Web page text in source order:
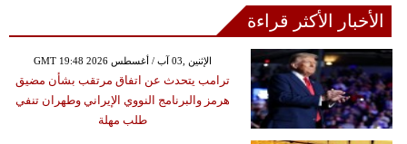
الأخبار الأكثر قراءة
GMT 19:48 2026 الإثنين ,03 آب / أغسطس
ترامب يتحدث عن اتفاق مرتقب بشأن مضيق
هرمز والبرنامج النووي الإيراني وطهران تنفي
طلب مهلة